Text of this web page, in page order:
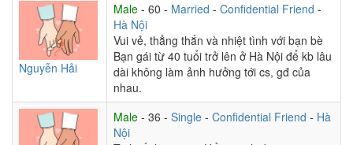
Nguyễn Hải
Male - 60 - Married - Confidential Friend -
Hà Nội
Vui vẻ, thẳng thắn và nhiệt tình với bạn bè
Bạn gái từ 40 tuổi trở lên ở Hà Nội để kb lâu
dài không làm ảnh hưởng tới cs, gđ của
nhau.
Male - 36 - Single - Confidential Friend - Hà
Nội